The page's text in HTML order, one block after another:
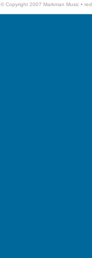
© Copyright 2007 Markman Music •